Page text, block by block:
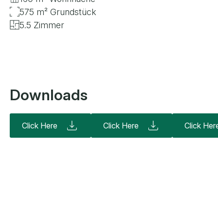
575 m² Grundstück
5.5 Zimmer
Downloads
Click Here Click Here Click